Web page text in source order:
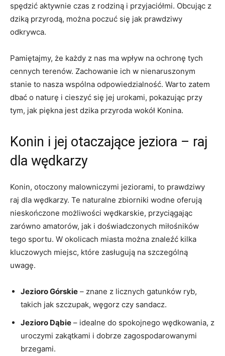
spędzić aktywnie czas z rodziną i przyjaciółmi. ‍Obcując ⁣z
dziką⁣ przyrodą, można⁢ poczuć się jak prawdziwy
odkrywca.
Pamiętajmy, że każdy ​z nas ma wpływ na⁤ ochronę tych
cennych terenów.‍ Zachowanie ‌ich⁣ w⁣ nienaruszonym
stanie to nasza wspólna odpowiedzialność. Warto zatem⁢
dbać o⁣ naturę i cieszyć​ się jej⁤ urokami, pokazując‍ przy
⁢tym, ⁤jak piękna jest dzika przyroda wokół ‍Konina.
Konin i⁣ jej otaczające jeziora – raj⁢
dla wędkarzy
Konin, otoczony​ malowniczymi jeziorami, to prawdziwy
raj dla wędkarzy.​ Te naturalne zbiorniki wodne oferują
nieskończone możliwości wędkarskie, przyciągając
zarówno amatorów, jak ⁤i doświadczonych miłośników
tego ​sportu. W okolicach miasta można‌ znaleźć kilka
kluczowych miejsc, które ⁢zasługują⁤ na szczególną ​
uwagę.
Jezioro​ Górskie – znane z licznych gatunków‍ ryb,
takich ‌jak‌ szczupak, węgorz czy sandacz.
Jezioro Dąbie – idealne ‌do‍ spokojnego wędkowania, z
uroczymi zakątkami i dobrze zagospodarowanymi
brzegami.